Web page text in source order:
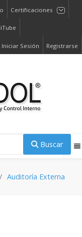
Certificaciones
Iniciar Sesión Registrarse
Buscar
Auditoría Externa